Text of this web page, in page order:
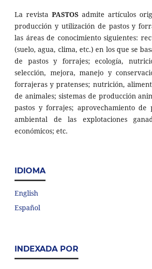
La revista PASTOS admite artículos
producción y utilización de pastos y
las áreas de conocimiento siguientes:
(suelo, agua, clima, etc.) en los que se
de pastos y forrajes; ecología,
selección, mejora, manejo y
forrajeras y pratenses; nutrición,
de animales; sistemas de producción
pastos y forrajes; aprovechamiento de
ambiental de las explotaciones
económicos; etc.
IDIOMA
English
Español
INDEXADA POR